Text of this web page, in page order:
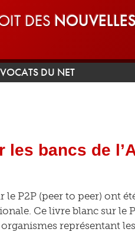
DES
DU NET
bancs de
le P2P (peer to peer) ont
Ce livre blanc sur le
représentant